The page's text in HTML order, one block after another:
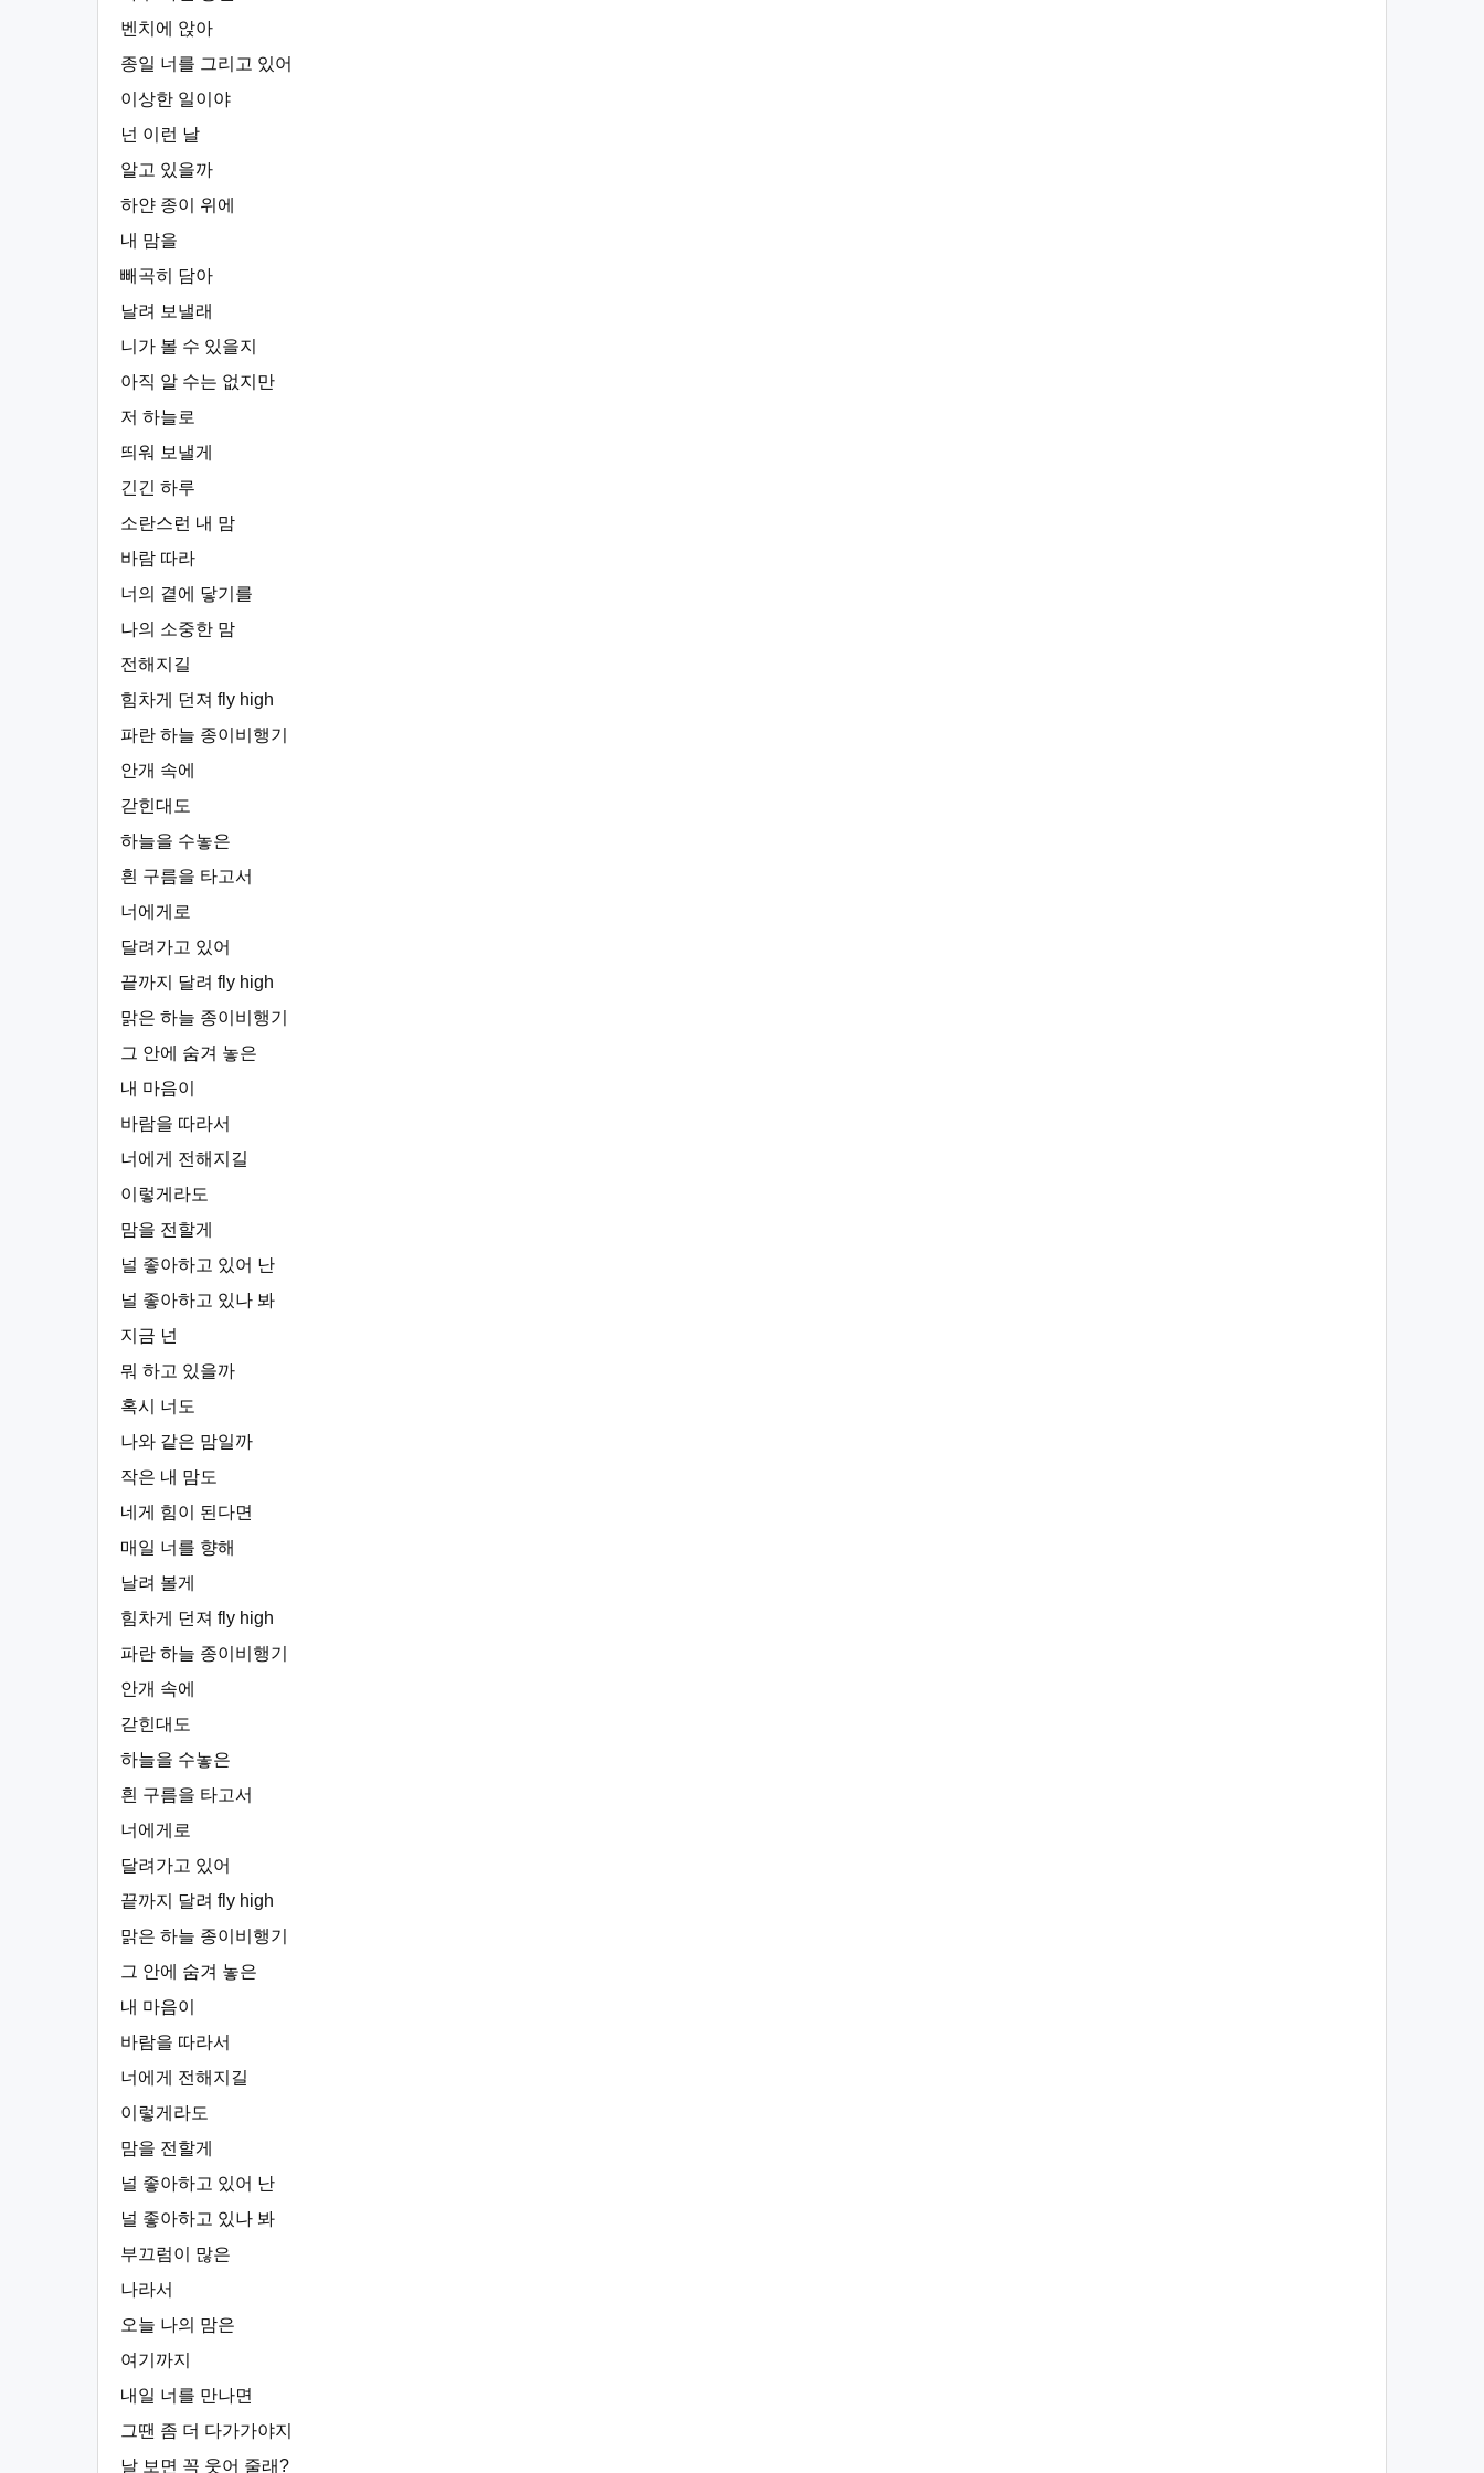
벤치에 앉아
종일 너를 그리고 있어
이상한 일이야
넌 이런 날
알고 있을까
하얀 종이 위에
내 맘을
빼곡히 담아
날려 보낼래
니가 볼 수 있을지
아직 알 수는 없지만
저 하늘로
띄워 보낼게
긴긴 하루
소란스런 내 맘
바람 따라
너의 곁에 닿기를
나의 소중한 맘
전해지길
힘차게 던져 fly high
파란 하늘 종이비행기
안개 속에
갇힌대도
하늘을 수놓은
흰 구름을 타고서
너에게로
달려가고 있어
끝까지 달려 fly high
맑은 하늘 종이비행기
그 안에 숨겨 놓은
내 마음이
바람을 따라서
너에게 전해지길
이렇게라도
맘을 전할게
널 좋아하고 있어 난
널 좋아하고 있나 봐
지금 넌
뭐 하고 있을까
혹시 너도
나와 같은 맘일까
작은 내 맘도
네게 힘이 된다면
매일 너를 향해
날려 볼게
힘차게 던져 fly high
파란 하늘 종이비행기
안개 속에
갇힌대도
하늘을 수놓은
흰 구름을 타고서
너에게로
달려가고 있어
끝까지 달려 fly high
맑은 하늘 종이비행기
그 안에 숨겨 놓은
내 마음이
바람을 따라서
너에게 전해지길
이렇게라도
맘을 전할게
널 좋아하고 있어 난
널 좋아하고 있나 봐
부끄럼이 많은
나라서
오늘 나의 맘은
여기까지
내일 너를 만나면
그땐 좀 더 다가가야지
날 보면 꼭 웃어 줄래?